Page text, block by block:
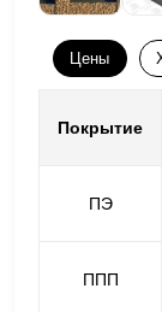
Цены
Покрытие
ПЭ
ППП